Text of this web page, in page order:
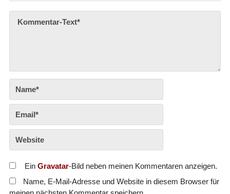
Ein Gravatar-Bild neben meinen Kommentaren anzeigen.
Name, E-Mail-Adresse und Website in diesem Browser für